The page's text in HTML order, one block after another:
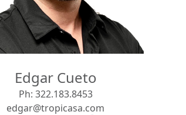
Edgar Cueto
Ph: 322.183.8453
edgar@tropicasa.com